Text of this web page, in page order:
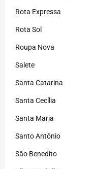
Rota Expressa
Rota Sol
Roupa Nova
Salete
Santa Catarina
Santa Cecília
Santa Maria
Santo Antônio
São Benedito